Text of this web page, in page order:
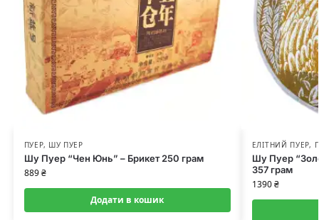
ПУЕР, ШУ ПУЕР
Шу Пуер “Чен Юнь” – Брикет 250 грам
889₴
Додати в кошик
ЕЛІТНИЙ ПУЕР,
Шу Пуер
357 грам
1390₴